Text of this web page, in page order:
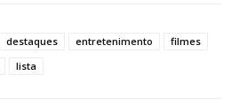
destaques entretenimento
filmes
lista